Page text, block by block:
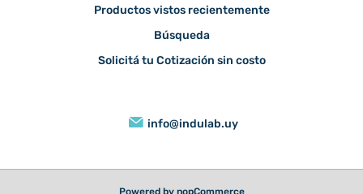
Productos vistos recientemente
Búsqueda
Solicitá tu Cotización sin costo
info@indulab.uy
Powered by nopCommerce